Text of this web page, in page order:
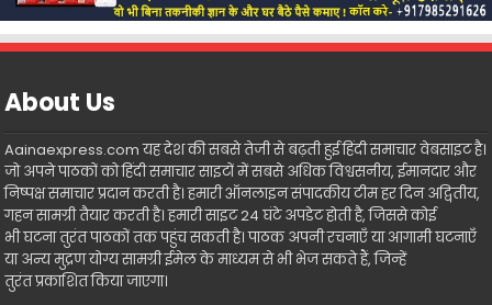
About Us
Aainaexpress.com यह देश की सबसे तेजी से बढ़ती हुई हिंदी समाचार वेबसाइट है।
जो अपने पाठकों को हिंदी समाचार साइटों में सबसे अधिक विश्वसनीय, ईमानदार और
निष्पक्ष समाचार प्रदान करती है। हमारी ऑनलाइन संपादकीय टीम हर दिन अद्वितीय,
गहन सामग्री तैयार करती है। हमारी साइट 24 घंटे अपडेट होती है, जिससे कोई
भी घटना तुरंत पाठकों तक पहुंच सकती है। पाठक अपनी रचनाएँ या आगामी घटनाएँ
या अन्य मुद्रण योग्य सामग्री ईमेल के माध्यम से भी भेज सकते हैं, जिन्हें
तुरंत प्रकाशित किया जाएगा।